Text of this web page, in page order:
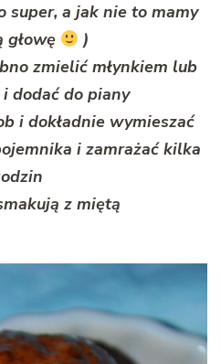
super, a jak nie to mamy
głowę
)
zmielić młynkiem lub
dodać do piany
i dokładnie wymieszać
i zamrażać kilka
z miętą